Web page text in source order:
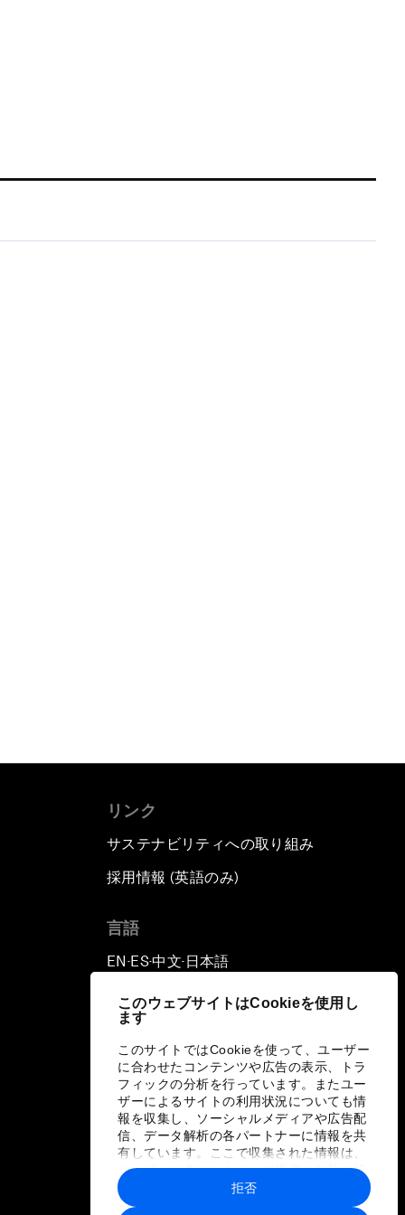
このウェブサイトはCookieを使用し
ます
このサイトではCookieを使って、ユーザー
に合わせたコンテンツや広告の表示、トラ
フィックの分析を行っています。またユー
ザーによるサイトの利用状況についても情
報を収集し、ソーシャルメディアや広告配
信、データ解析の各パートナーに情報を共
有しています。ここで収集された情報は、
ユーザーが各パートナーに提供した他の情
報や各パートナーのサービスを使用した際
に収集された情報と組み合わされ、各パー
拒否
リンク
サステナビリティへの取り組み
採用情報 (英語のみ)
言語
EN ▪ ES▪中文▪ 日本語